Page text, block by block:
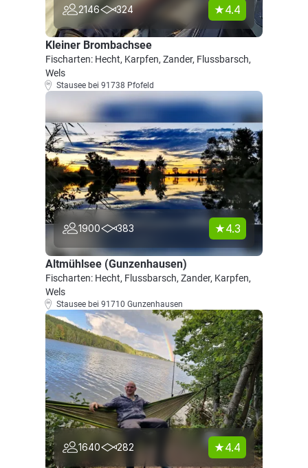
2146 324 4.4
Kleiner Brombachsee
Fischarten: Hecht, Karpfen, Zander, Flussbarsch,
Wels
Stausee bei 91738 Pfofeld
1900 383 4.3
Altmühlsee (Gunzenhausen)
Fischarten: Hecht, Flussbarsch, Zander, Karpfen,
Wels
Stausee bei 91710 Gunzenhausen
1640 282 4.4